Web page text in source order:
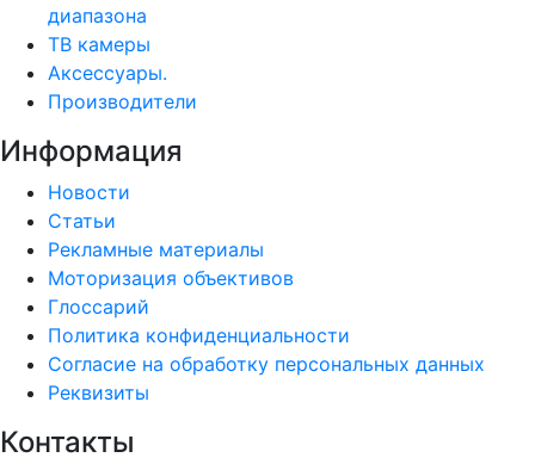
диапазона
ТВ камеры
Аксессуары.
Производители
Информация
Новости
Статьи
Рекламные материалы
Моторизация объективов
Глоссарий
Политика конфиденциальности
Согласие на обработку персональных данных
Реквизиты
Контакты